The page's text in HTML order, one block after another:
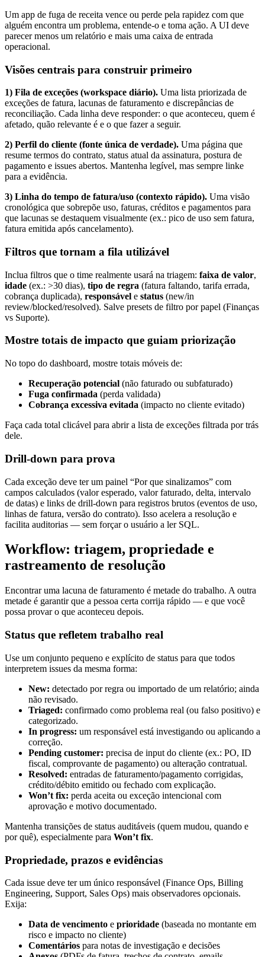
Um app de fuga de receita vence ou perde pela rapidez com que
alguém encontra um problema, entende-o e toma ação. A UI deve
parecer menos um relatório e mais uma caixa de entrada
operacional.
Visões centrais para construir primeiro
1) Fila de exceções (workspace diário). Uma lista priorizada de
exceções de fatura, lacunas de faturamento e discrepâncias de
reconciliação. Cada linha deve responder: o que aconteceu, quem é
afetado, quão relevante é e o que fazer a seguir.
2) Perfil do cliente (fonte única de verdade). Uma página que
resume termos do contrato, status atual da assinatura, postura de
pagamento e issues abertos. Mantenha legível, mas sempre linke
para a evidência.
3) Linha do tempo de fatura/uso (contexto rápido). Uma visão
cronológica que sobrepõe uso, faturas, créditos e pagamentos para
que lacunas se destaquem visualmente (ex.: pico de uso sem fatura,
fatura emitida após cancelamento).
Filtros que tornam a fila utilizável
Inclua filtros que o time realmente usará na triagem: faixa de valor,
idade (ex.: >30 dias), tipo de regra (fatura faltando, tarifa errada,
cobrança duplicada), responsável e status (new/in
review/blocked/resolved). Salve presets de filtro por papel (Finanças
vs Suporte).
Mostre totais de impacto que guiam priorização
No topo do dashboard, mostre totais móveis de:
Recuperação potencial (não faturado ou subfaturado)
Fuga confirmada (perda validada)
Cobrança excessiva evitada (impacto no cliente evitado)
Faça cada total clicável para abrir a lista de exceções filtrada por trás
dele.
Drill-down para prova
Cada exceção deve ter um painel “Por que sinalizamos” com
campos calculados (valor esperado, valor faturado, delta, intervalo
de datas) e links de drill-down para registros brutos (eventos de uso,
linhas de fatura, versão do contrato). Isso acelera a resolução e
facilita auditorias — sem forçar o usuário a ler SQL.
Workflow: triagem, propriedade e
rastreamento de resolução
Encontrar uma lacuna de faturamento é metade do trabalho. A outra
metade é garantir que a pessoa certa corrija rápido — e que você
possa provar o que aconteceu depois.
Status que refletem trabalho real
Use um conjunto pequeno e explícito de status para que todos
interpretem issues da mesma forma:
New: detectado por regra ou importado de um relatório; ainda
não revisado.
Triaged: confirmado como problema real (ou falso positivo) e
categorizado.
In progress: um responsável está investigando ou aplicando a
correção.
Pending customer: precisa de input do cliente (ex.: PO, ID
fiscal, comprovante de pagamento) ou alteração contratual.
Resolved: entradas de faturamento/pagamento corrigidas,
crédito/débito emitido ou fechado com explicação.
Won’t fix: perda aceita ou exceção intencional com
aprovação e motivo documentado.
Mantenha transições de status auditáveis (quem mudou, quando e
por quê), especialmente para Won’t fix.
Propriedade, prazos e evidências
Cada issue deve ter um único responsável (Finance Ops, Billing
Engineering, Support, Sales Ops) mais observadores opcionais.
Exija:
Data de vencimento e prioridade (baseada no montante em
risco e impacto no cliente)
Comentários para notas de investigação e decisões